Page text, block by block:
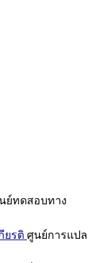
ย์ทดสอบทาง
ยรติ ศูนย์การแปล